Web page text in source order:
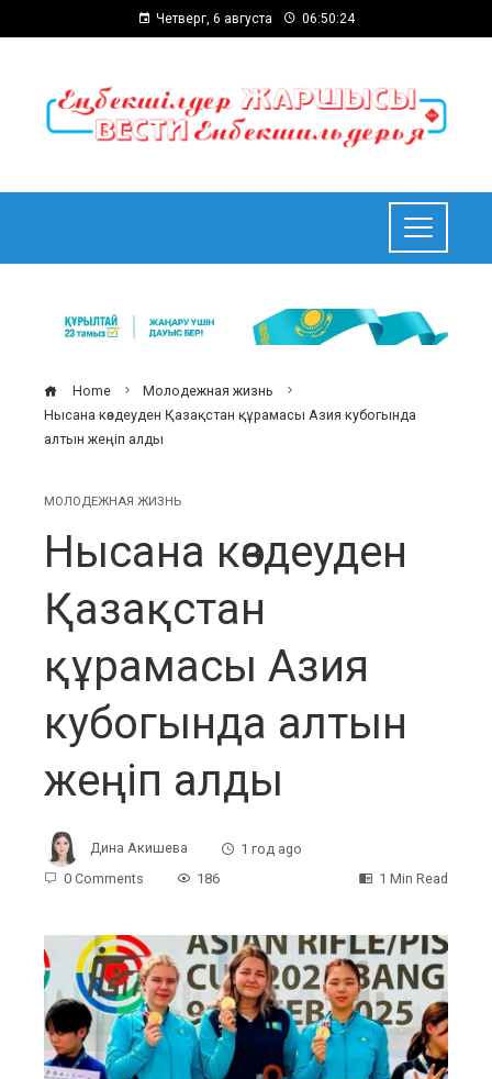
Четверг, 6 августа 06:50:25
Home
Молодежная жизнь
Нысана көздеуден Қазақстан құрамасы Азия кубогында
алтын жеңіп алды
МОЛОДЕЖНАЯ ЖИЗНЬ
Нысана көздеуден
Қазақстан
құрамасы Азия
кубогында алтын
жеңіп алды
Дина Акишева
1 год ago
0 Comments
186 1 Min Read